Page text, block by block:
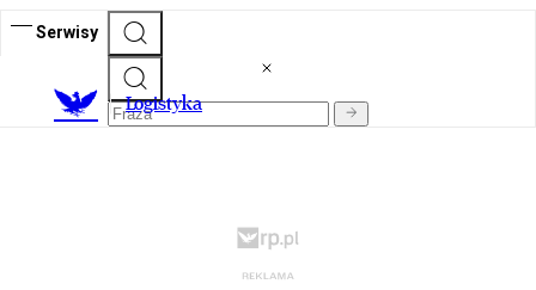
Serwisy
Logistyka